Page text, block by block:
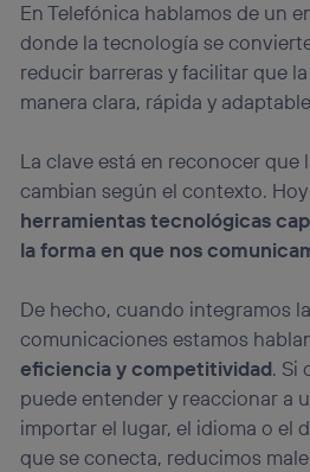
En Telefónica hablamos de un
donde la tecnología se
reducir barreras y facilitar que
manera clara, rápida y
La clave está en reconocer que
cambian según el contexto.
herramientas tecnológicas
la forma en que nos
De hecho, cuando integramos
comunicaciones estamos
eficiencia y competitividad. Si
puede entender y reaccionar a
importar el lugar, el idioma o el
que se conecta, reducimos